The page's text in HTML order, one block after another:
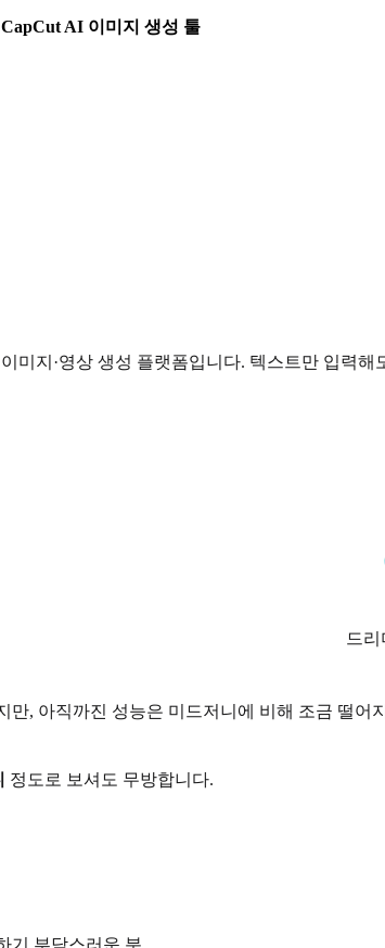
AI 이미지 생성 툴
미지·영상 생성 플랫폼입니다. 텍스트만 입력
드리
만, 아직까진 성능은 미드저니에 비해 조금 떨
정도로 보셔도 무방합니다.